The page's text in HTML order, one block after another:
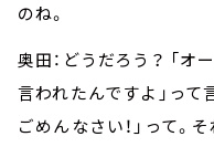
のね。
奥田：どうだろう？ 「オ
言われたんですよ」って
ごめんなさい！」って。